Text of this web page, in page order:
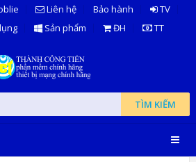
Liên hệ Bảo hành
TV
Sản phẩm ĐH TT
TÌM KIẾM